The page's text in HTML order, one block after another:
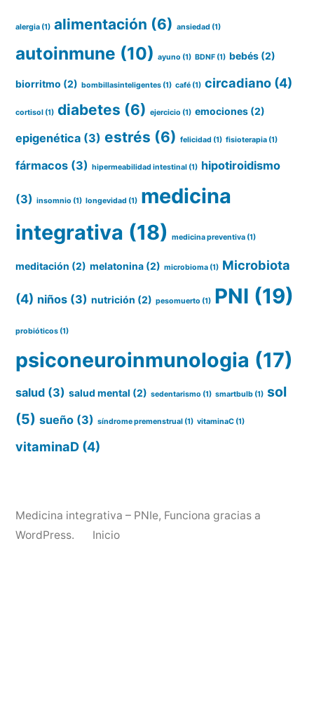
alergia (1) alimentación (6) ansiedad (1)
autoinmune (10) ayuno (1) BDNF (1) bebés (2)
biorritmo (2) bombillasinteligentes (1) café (1) circadiano (4)
cortisol (1) diabetes (6) ejercicio (1) emociones (2)
epigenética (3) estrés (6) felicidad (1) fisioterapia (1)
fármacos (3) hipermeabilidad intestinal (1) hipotiroidismo
(3) insomnio (1) longevidad (1) medicina
integrativa (18) medicina preventiva (1)
meditación (2) melatonina (2) microbioma (1) Microbiota
(4) niños (3) nutrición (2) pesomuerto (1) PNI (19)
probióticos (1)
psiconeuroinmunologia (17)
salud (3) salud mental (2) sedentarismo (1) smartbulb (1) sol
(5) sueño (3) síndrome premenstrual (1) vitaminaC (1)
vitaminaD (4)
Medicina integrativa – PNIe, Funciona gracias a
WordPress.
Inicio